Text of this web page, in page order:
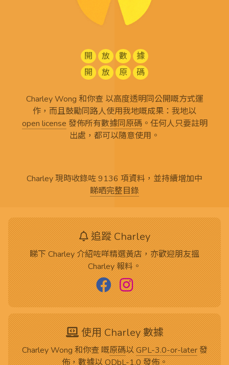
開 放 數
據
開
放 原 碼
Charley Wong 和你查 以高度透明同公開嘅方式運
作，而且鼓勵同路人使用我地嘅成果：我地以
open license 發佈所有數據同原碼。任何人只要註明
出處，都可以隨意使用。
Charley 現時收錄咗 9136 項資料，並持續增加中
睇晒完整目錄
追蹤 Charley
睇下 Charley 介紹咗咩精選黃店，亦歡迎朋友搵
Charley 報料。
使用 Charley 數據
Charley Wong 和你查 嘅原碼以GPL-3.0-or-later發
佈，數據以ODbL-1.0發佈。